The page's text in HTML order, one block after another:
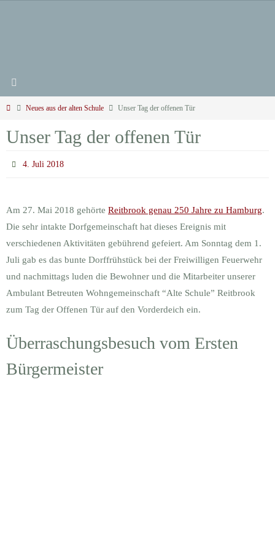
StartNeues aus der alten Schule Unser Tag der offenen Tür
Unser Tag der offenen Tür
4. Juli 2018
Am 27. Mai 2018 gehörte Reitbrook genau 250 Jahre zu Hamburg.
Die sehr intakte Dorfgemeinschaft hat dieses Ereignis mit
verschiedenen Aktivitäten gebührend gefeiert. Am Sonntag dem 1.
Juli gab es das bunte Dorffrühstück bei der Freiwilligen Feuerwehr
und nachmittags luden die Bewohner und die Mitarbeiter unserer
Ambulant Betreuten Wohngemeinschaft “Alte Schule” Reitbrook
zum Tag der Offenen Tür auf den Vorderdeich ein.
Überraschungsbesuch vom Ersten
Bürgermeister